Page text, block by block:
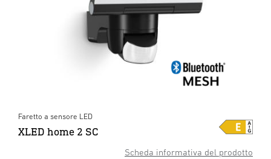
Scheda informativa del prodotto
Faretto a sensore LED
XLED home 2 SC